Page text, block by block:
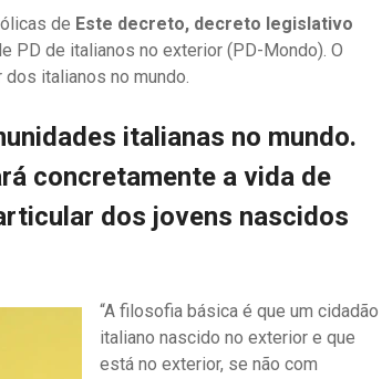
de Este decreto, decreto legislativo
PD de italianos no exterior (PD-Mondo). O
italianos no mundo.
italianas no mundo.
concretamente a vida de
dos jovens nascidos
“A filosofia básica é que um cidadão
italiano nascido no exterior e que
está no exterior, se não com